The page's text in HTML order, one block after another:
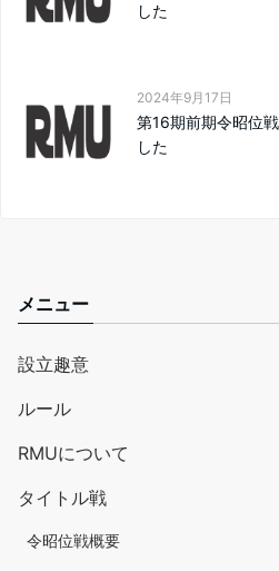
した
2024年9月17日
第16期前期令昭位
した
メニュー
設立趣意
ルール
RMUについて
タイトル戦
令昭位戦概要